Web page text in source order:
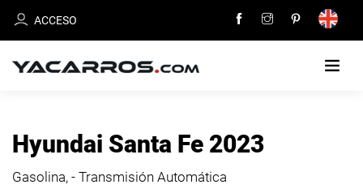
ACCESO
EN
Hyundai Santa Fe 2023
Gasolina, - Transmisión Automática